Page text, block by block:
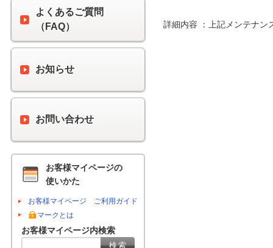
詳細内容 ：上記メンテナン
よくあるご質問
（FAQ）
お知らせ
お問い合わせ
お客様マイページの
使いかた
お客様マイページ ご利用ガイド
マークとは
お客様マイページ内検索